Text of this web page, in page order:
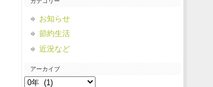
お知らせ
節約生活
近況など
アーカイブ
ア